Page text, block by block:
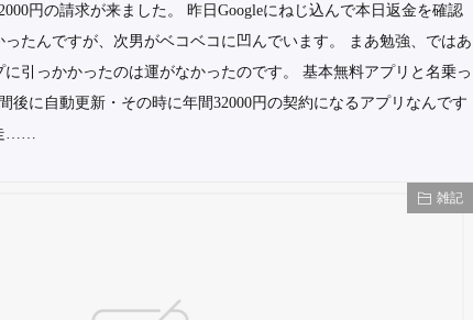
円の請求が来ました。 昨日Googleにねじ込んで本日返金を確認
ったんですが、次男がベコベコに凹んでいます。 まあ勉強、ではあ
引っかかったのは運がなかったのです。 基本無料アプリと名乗っ
後に自動更新・その時に年間32000円の契約になるアプリなんです
……
雑記